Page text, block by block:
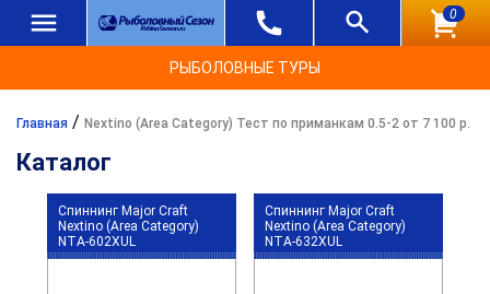
0
РЫБОЛОВНЫЕ ТУРЫ
Главная / Nextino (Area Category) Тест по приманкам 0.5-2 от 7 100 р.
Каталог
Спиннинг Major Craft
Nextino (Area Category)
NTA-602XUL
Спиннинг Major Craft
Nextino (Area Category)
NTA-632XUL